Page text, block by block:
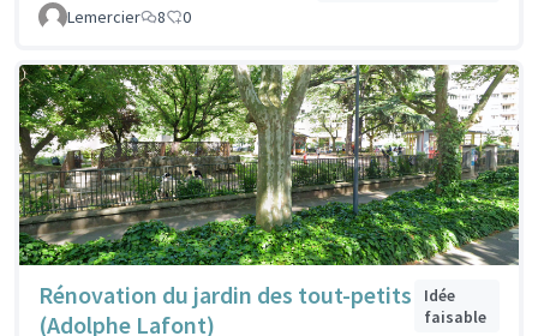
Lemercier
8 0
Rénovation du jardin des tout-petits
(Adolphe Lafont)
Idée
faisable